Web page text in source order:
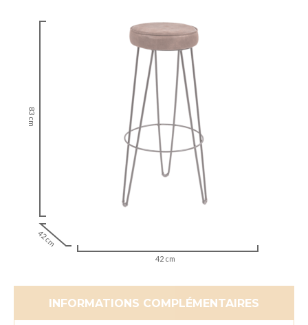
83 cm
42 cm
42 cm
INFORMATIONS COMPLÉMENTAIRES